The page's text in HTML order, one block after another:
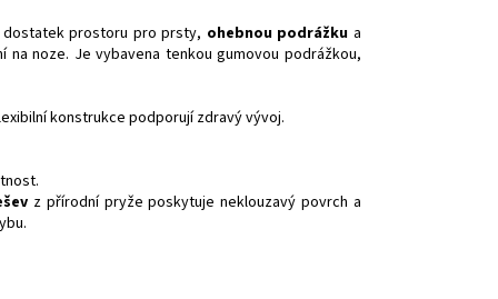
prostoru pro prsty, ohebnou podrážku a
noze. Je vybavena tenkou gumovou podrážkou,
konstrukce podporují zdravý vývoj.
z přírodní pryže poskytuje neklouzavý povrch a